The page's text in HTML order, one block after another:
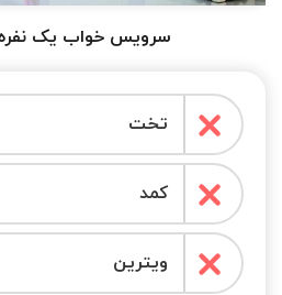
سرویس خواب یک نفره
تخت
کمد
ویترین